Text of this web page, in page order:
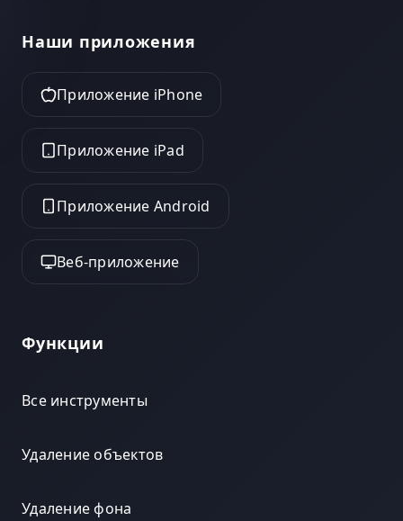
Наши приложения
Приложение iPhone
Приложение iPad
Приложение Android
Веб-приложение
Функции
Все инструменты
Удаление объектов
Удаление фона